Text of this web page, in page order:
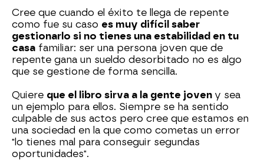
Cree que cuando el éxito te llega de repente
como fue su caso es muy difícil saber
gestionarlo si no tienes una estabilidad en tu
casa familiar: ser una persona joven que de
repente gana un sueldo desorbitado no es algo
que se gestione de forma sencilla.
Quiere que el libro sirva a la gente joven y sea
un ejemplo para ellos. Siempre se ha sentido
culpable de sus actos pero cree que estamos en
una sociedad en la que como cometas un error
"lo tienes mal para conseguir segundas
oportunidades".